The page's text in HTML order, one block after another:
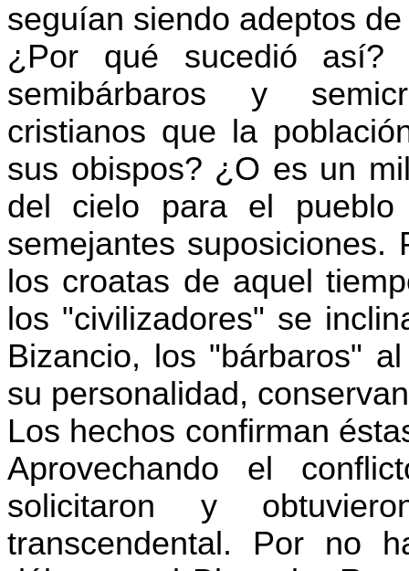
seguían siendo adeptos
¿Por qué sucedió así?
semibárbaros y
cristianos que la
sus obispos? ¿O es un
del cielo para el pueblo
semejantes
los croatas de aquel
los "civilizadores" se
Bizancio, los "bárbaros"
su personalidad,
Los hechos confirman
Aprovechando el
solicitaron y
transcendental. Por no